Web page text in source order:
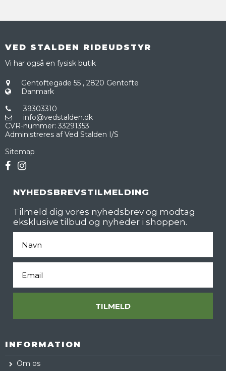
VED STALDEN RIDEUDSTYR
Vi har også en fysisk butik
Gentoftegade 55 , 2820 Gentofte
Danmark
39303310
info@vedstalden.dk
CVR-nummer: 33291353
Administreres af Ved Stalden I/S
Sitemap
NYHEDSBREVSTILMELDING
Tilmeld dig vores nyhedsbrev og modtag
eksklusive tilbud og nyheder i shoppen.
TILMELD
INFORMATION
Om os